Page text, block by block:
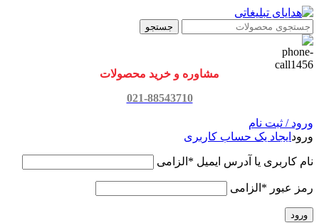
جستجو
مشاوره و خرید محصولات
021-88543710
ورود / ثبت نام
ورود ایجاد یک حساب کاربری
نام کاربری یا آدرس ایمیل * الزامی
رمز عبور * الزامی
ورود